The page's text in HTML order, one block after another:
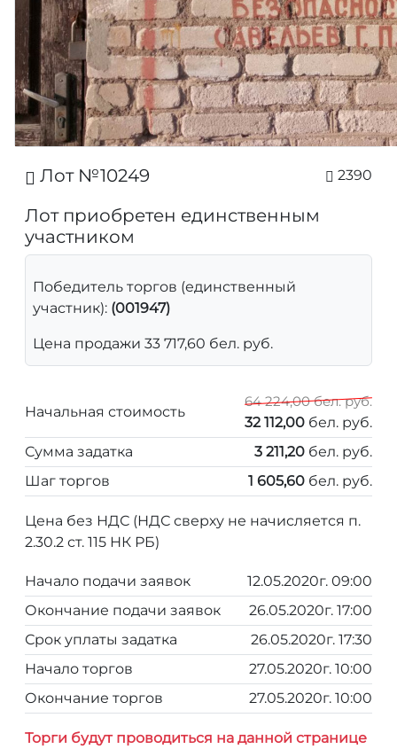
Лот №10249 2390
Лот приобретен единственным
участником
Победитель торгов (единственный
участник): (001947)
Цена продажи 33 717,60 бел. руб.
Начальная стоимость
64 224,00 бел. руб.
32 112,00 бел. руб.
Сумма задатка
3 211,20 бел. руб.
Шаг торгов
1 605,60 бел. руб.
Цена без НДС (НДС сверху не начисляется п.
2.30.2 ст. 115 НК РБ)
Начало подачи заявок
12.05.2020г. 09:00
Окончание подачи заявок
26.05.2020г. 17:00
Срок уплаты задатка
26.05.2020г. 17:30
Начало торгов
27.05.2020г. 10:00
Окончание торгов
27.05.2020г. 10:00
Торги будут проводиться на данной странице